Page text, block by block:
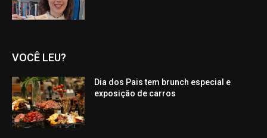
VOCÊ LEU?
Dia dos Pais tem brunch especial e
exposição de carros